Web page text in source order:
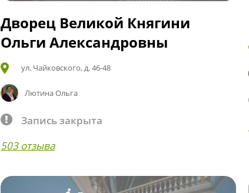
Дворец Великой Княгини
Ольги Александровны
ул. Чайковского, д. 46-48
Лютина Ольга
Запись закрыта
503 отзыва